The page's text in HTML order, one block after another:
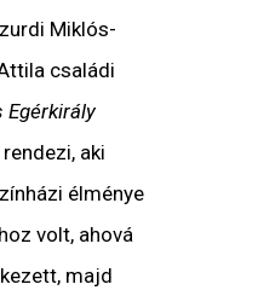
Miklós-
családi
Egérkirály
rendezi, aki
élménye
volt, ahová
majd